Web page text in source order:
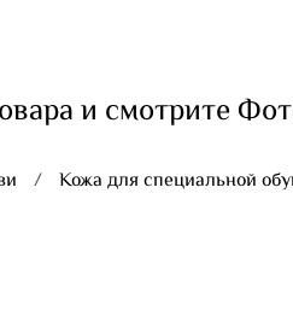
и смотрите
Кожа для специальной